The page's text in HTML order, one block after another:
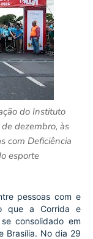
do Instituto
dezembro, às
com Deficiência
esporte
pessoas com e
que a Corrida e
consolidado em
Brasília. No dia 29